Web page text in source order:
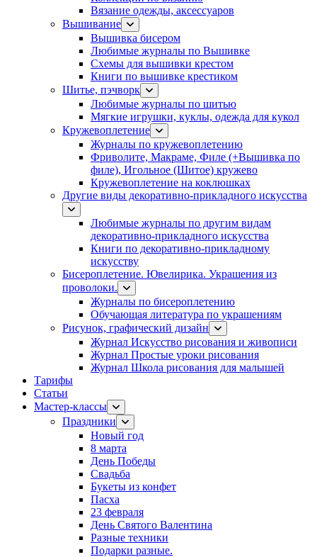
Вязание одежды, аксессуаров
Вышивание
Вышивка бисером
Любимые журналы по Вышивке
Схемы для вышивки крестом
Книги по вышивке крестиком
Шитье, пэчворк
Любимые журналы по шитью
Мягкие игрушки, куклы, одежда для кукол
Кружевоплетение
Журналы по кружевоплетению
Фриволите, Макраме, Филе (+Вышивка по
филе), Игольное (Шитое) кружево
Кружевоплетение на коклюшках
Другие виды декоративно-прикладного искусства
Любимые журналы по другим видам
декоративно-прикладного искусства
Книги по декоративно-прикладному
искусству
Бисероплетение. Ювелирика. Украшения из
проволоки.
Журналы по бисероплетению
Обучающая литература по украшениям
Рисунок, графический дизайн
Журнал Искусство рисования и живописи
Журнал Простые уроки рисования
Журнал Школа рисования для малышей
Тарифы
Статьи
Мастер-классы
Праздники
Новый год
8 марта
День Победы
Свадьба
Букеты из конфет
Пасха
23 февраля
День Святого Валентина
Разные техники
Подарки разные.